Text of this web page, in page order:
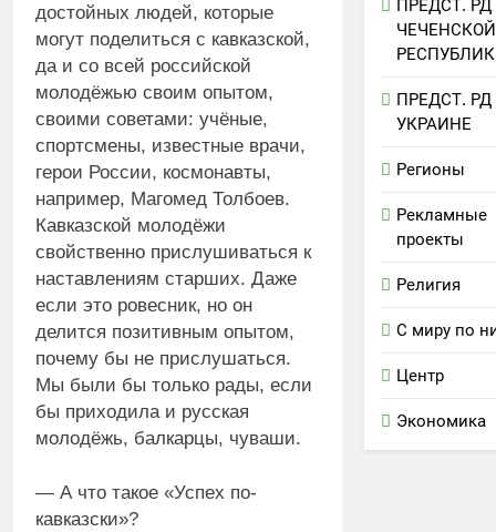
достойных людей, которые
могут поделиться с кавказской,
да и со всей российской
молодёжью своим опытом,
своими советами: учёные,
спортсмены, известные врачи,
герои России, космонавты,
например, Магомед Толбоев.
Кавказской молодёжи
свойственно прислушиваться к
наставлениям старших. Даже
если это ровесник, но он
делится позитивным опытом,
почему бы не прислушаться.
Мы были бы только рады, если
бы приходила и русская
молодёжь, балкарцы, чуваши.
— А что такое «Успех по-
кавказски»?
ПРЕДСТ. РД
ЧЕЧЕНСКОЙ
ПРЕДСТ. РД
УКРАИНЕ
Регионы
Рекламные
проекты
Религия
С миру по
Центр
Экономика